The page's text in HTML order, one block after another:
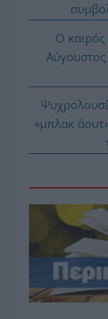
Ο
Αύγουστος
«μπλακ